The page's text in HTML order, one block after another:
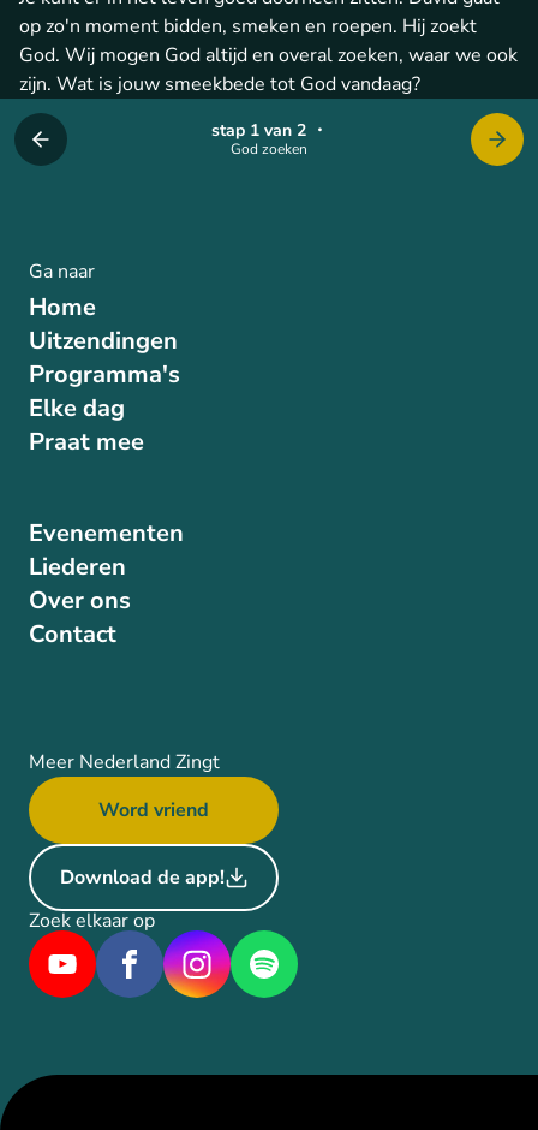
God zoeken
stap 1 van 2・
op zo'n moment bidden, smeken en roepen. Hij zoekt
God. Wij mogen God altijd en overal zoeken, waar we ook
zijn. Wat is jouw smeekbede tot God vandaag?
Ga naar
Home
Uitzendingen
Programma's
Elke dag
Praat mee
Evenementen
Liederen
Over ons
Contact
Meer Nederland Zingt
Word vriend
Download de app!
Zoek elkaar op